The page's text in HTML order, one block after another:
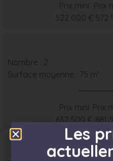
Prix mini
522 000 €
Prix
572
Nombre : 2
Surface moyenne : 75 m²
Prix mini
632 500 €
Prix
681
Les